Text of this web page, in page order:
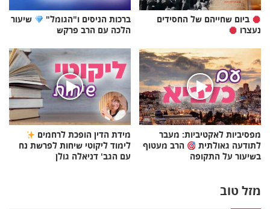
ביום שחייהם של החסידים
נעצרו
ברכות הניסים ו"הגומל"
שיעור
הלכה עם הרב פרקש
מפסיביות לאקטיביות: מעבר
לתודעה גאולתית
הרב מעטוף
בשיעור על התקופה
מידת הדין הופכת לרחמים
לימוד ליקוטי שיחות לפרשת נח
עם הגב' דניאלה גולן
מזל טוב